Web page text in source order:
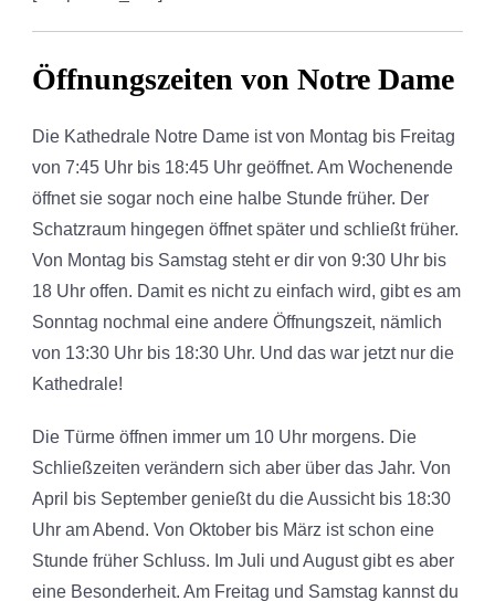
Öffnungszeiten von Notre Dame
Die Kathedrale Notre Dame ist von Montag bis Freitag
von 7:45 Uhr bis 18:45 Uhr geöffnet. Am Wochenende
öffnet sie sogar noch eine halbe Stunde früher. Der
Schatzraum hingegen öffnet später und schließt früher.
Von Montag bis Samstag steht er dir von 9:30 Uhr bis
18 Uhr offen. Damit es nicht zu einfach wird, gibt es am
Sonntag nochmal eine andere Öffnungszeit, nämlich
von 13:30 Uhr bis 18:30 Uhr. Und das war jetzt nur die
Kathedrale!
Die Türme öffnen immer um 10 Uhr morgens. Die
Schließzeiten verändern sich aber über das Jahr. Von
April bis September genießt du die Aussicht bis 18:30
Uhr am Abend. Von Oktober bis März ist schon eine
Stunde früher Schluss. Im Juli und August gibt es aber
eine Besonderheit. Am Freitag und Samstag kannst du